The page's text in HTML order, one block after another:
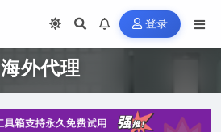
登录
海外代理